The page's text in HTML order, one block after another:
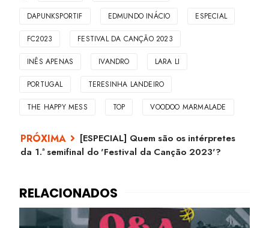
DAPUNKSPORTIF EDMUNDO INÁCIO ESPECIAL
FC2023 FESTIVAL DA CANÇÃO 2023
INÊS APENAS IVANDRO LARA LI
PORTUGAL TERESINHA LANDEIRO
THE HAPPY MESS TOP VOODOO MARMALADE
[ESPECIAL] Quem são os intérpretes
da 1.ª semifinal do 'Festival da Canção 2023'?